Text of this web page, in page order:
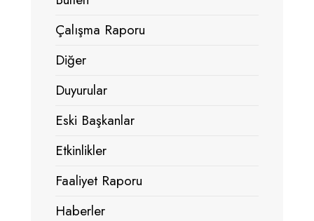
Çalışma Raporu
Diğer
Duyurular
Eski Başkanlar
Etkinlikler
Faaliyet Raporu
Haberler